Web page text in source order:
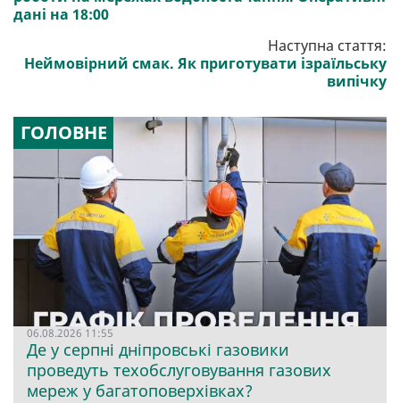
дані на 18:00
Наступна стаття:
Неймовірний смак. Як приготувати ізраїльську
випічку
ГОЛОВНЕ
06.08.2026 11:55
Де у серпні дніпровські газовики
проведуть техобслуговування газових
мереж у багатоповерхівках?